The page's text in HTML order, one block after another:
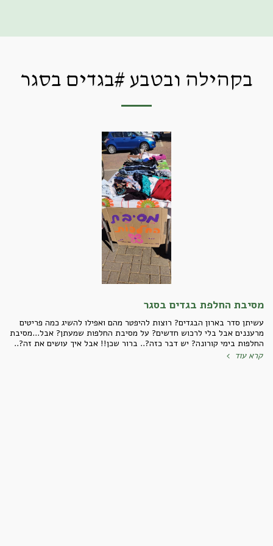
בקהילה ובטבע #בגדים בסגר
מסיבת החלפת בגדים בסגר
עשיתן סדר בארון הבגדים? רוצות להיפטר מהם ואפילו להשיג כמה פריטים
מרעננים אבל בלי לרכוש חדשים? על מסיבת החלפות שמעתן? אבל...מסיבת
החלפות בימי קורונה? יש דבר כזה?.. ברור שכן!! אבל איך עושים את זה?..
קרא עוד